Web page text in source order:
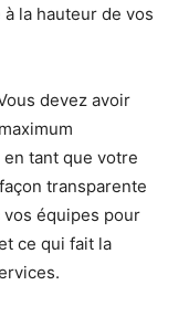
la hauteur de vos
devez avoir
en tant que votre
transparente
équipes pour
ce qui fait la